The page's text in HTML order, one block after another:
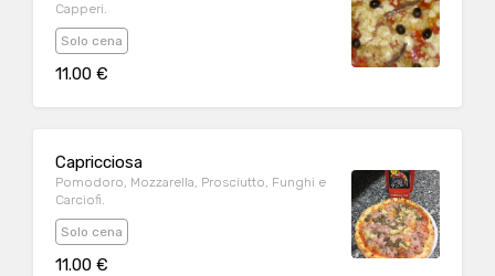
Capperi.
Solo cena
11.00 €
Capricciosa
Pomodoro, Mozzarella, Prosciutto, Funghi e
Carciofi.
Solo cena
11.00 €